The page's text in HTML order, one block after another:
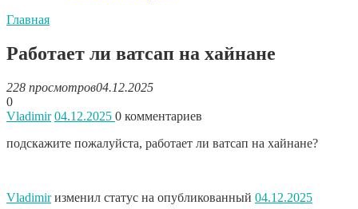
Главная
Работает ли ватсап на хайнане
228 просмотров04.12.2025
0
Vladimir 04.12.2025 0 комментариев
подскажите пожалуйста, работает ли ватсап на хайнане?
Vladimirизменил статус на опубликованный 04.12.2025